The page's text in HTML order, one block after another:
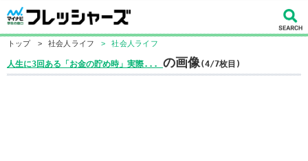
トップ > 社会人ライフ > 社会人ライフ
人生に3回ある「お金の貯め時」実際... の画像(4/7枚目)